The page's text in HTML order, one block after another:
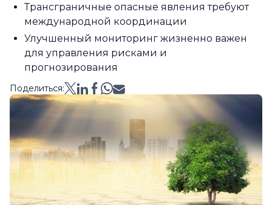
Трансграничные опасные явления требуют
международной координации
Улучшенный мониторинг жизненно важен
для управления рисками и
прогнозирования
Поделиться: